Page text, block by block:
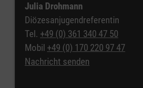
Julia Drohmann
Diözesanjugendreferentin
Tel. +49 (0) 361 340 47 50
Mobil +49 (0) 170 220 97 47
Nachricht senden